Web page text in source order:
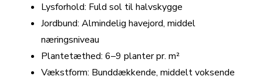
Lysforhold: Fuld sol til halvskygge
Jordbund: Almindelig havejord, middel
næringsniveau
Plantetæthed: 6–9 planter pr. m²
Vækstform: Bunddækkende, middelt voksende